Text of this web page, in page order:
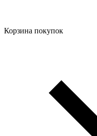
Корзина покупок